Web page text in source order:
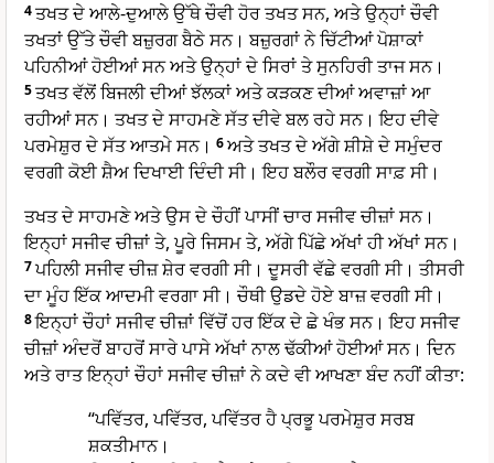
4ਤਖਤ ਦੇ ਆਲੇ-ਦੁਆਲੇ ਉੱਥੇ ਚੌਵੀ ਹੋਰ ਤਖਤ ਸਨ, ਅਤੇ ਉਨ੍ਹਾਂ ਚੌਵੀ
ਤਖਤਾਂ ਉੱਤੇ ਚੌਵੀ ਬਜ਼ੁਰਗ ਬੈਠੇ ਸਨ। ਬਜ਼ੁਰਗਾਂ ਨੇ ਚਿੱਟੀਆਂ ਪੋਸ਼ਾਕਾਂ
ਪਹਿਨੀਆਂ ਹੋਈਆਂ ਸਨ ਅਤੇ ਉਨ੍ਹਾਂ ਦੇ ਸਿਰਾਂ ਤੇ ਸੁਨਹਿਰੀ ਤਾਜ ਸਨ।
5ਤਖਤ ਵੱਲੋਂ ਬਿਜਲੀ ਦੀਆਂ ਝੱਲਕਾਂ ਅਤੇ ਕੜਕਣ ਦੀਆਂ ਅਵਾਜ਼ਾਂ ਆ
ਰਹੀਆਂ ਸਨ। ਤਖਤ ਦੇ ਸਾਹਮਣੇ ਸੱਤ ਦੀਵੇ ਬਲ ਰਹੇ ਸਨ। ਇਹ ਦੀਵੇ
ਪਰਮੇਸ਼ੁਰ ਦੇ ਸੱਤ ਆਤਮੇ ਸਨ। 6ਅਤੇ ਤਖਤ ਦੇ ਅੱਗੇ ਸ਼ੀਸ਼ੇ ਦੇ ਸਮੁੰਦਰ
ਵਰਗੀ ਕੋਈ ਸ਼ੈਅ ਦਿਖਾਈ ਦਿੰਦੀ ਸੀ। ਇਹ ਬਲੌਰ ਵਰਗੀ ਸਾਫ਼ ਸੀ।
ਤਖਤ ਦੇ ਸਾਹਮਣੇ ਅਤੇ ਉਸ ਦੇ ਚੌਹੀਂ ਪਾਸੀਂ ਚਾਰ ਸਜੀਵ ਚੀਜ਼ਾਂ ਸਨ।
ਇਨ੍ਹਾਂ ਸਜੀਵ ਚੀਜ਼ਾਂ ਤੇ, ਪੂਰੇ ਜਿਸਮ ਤੇ, ਅੱਗੇ ਪਿੱਛੇ ਅੱਖਾਂ ਹੀ ਅੱਖਾਂ ਸਨ।
7ਪਹਿਲੀ ਸਜੀਵ ਚੀਜ਼ ਸ਼ੇਰ ਵਰਗੀ ਸੀ। ਦੂਸਰੀ ਵੱਛੇ ਵਰਗੀ ਸੀ। ਤੀਸਰੀ
ਦਾ ਮੂੰਹ ਇੱਕ ਆਦਮੀ ਵਰਗਾ ਸੀ। ਚੌਥੀ ਉਡਦੇ ਹੋਏ ਬਾਜ਼ ਵਰਗੀ ਸੀ।
8ਇਨ੍ਹਾਂ ਚੌਹਾਂ ਸਜੀਵ ਚੀਜ਼ਾਂ ਵਿੱਚੋਂ ਹਰ ਇੱਕ ਦੇ ਛੇ ਖੰਭ ਸਨ। ਇਹ ਸਜੀਵ
ਚੀਜ਼ਾਂ ਅੰਦਰੋਂ ਬਾਹਰੋਂ ਸਾਰੇ ਪਾਸੇ ਅੱਖਾਂ ਨਾਲ ਢੱਕੀਆਂ ਹੋਈਆਂ ਸਨ। ਦਿਨ
ਅਤੇ ਰਾਤ ਇਨ੍ਹਾਂ ਚੌਹਾਂ ਸਜੀਵ ਚੀਜ਼ਾਂ ਨੇ ਕਦੇ ਵੀ ਆਖਣਾ ਬੰਦ ਨਹੀਂ ਕੀਤਾ:
“ਪਵਿੱਤਰ, ਪਵਿੱਤਰ, ਪਵਿੱਤਰ ਹੈ ਪ੍ਰਭੂ ਪਰਮੇਸ਼ੁਰ ਸਰਬ
ਸ਼ਕਤੀਮਾਨ।